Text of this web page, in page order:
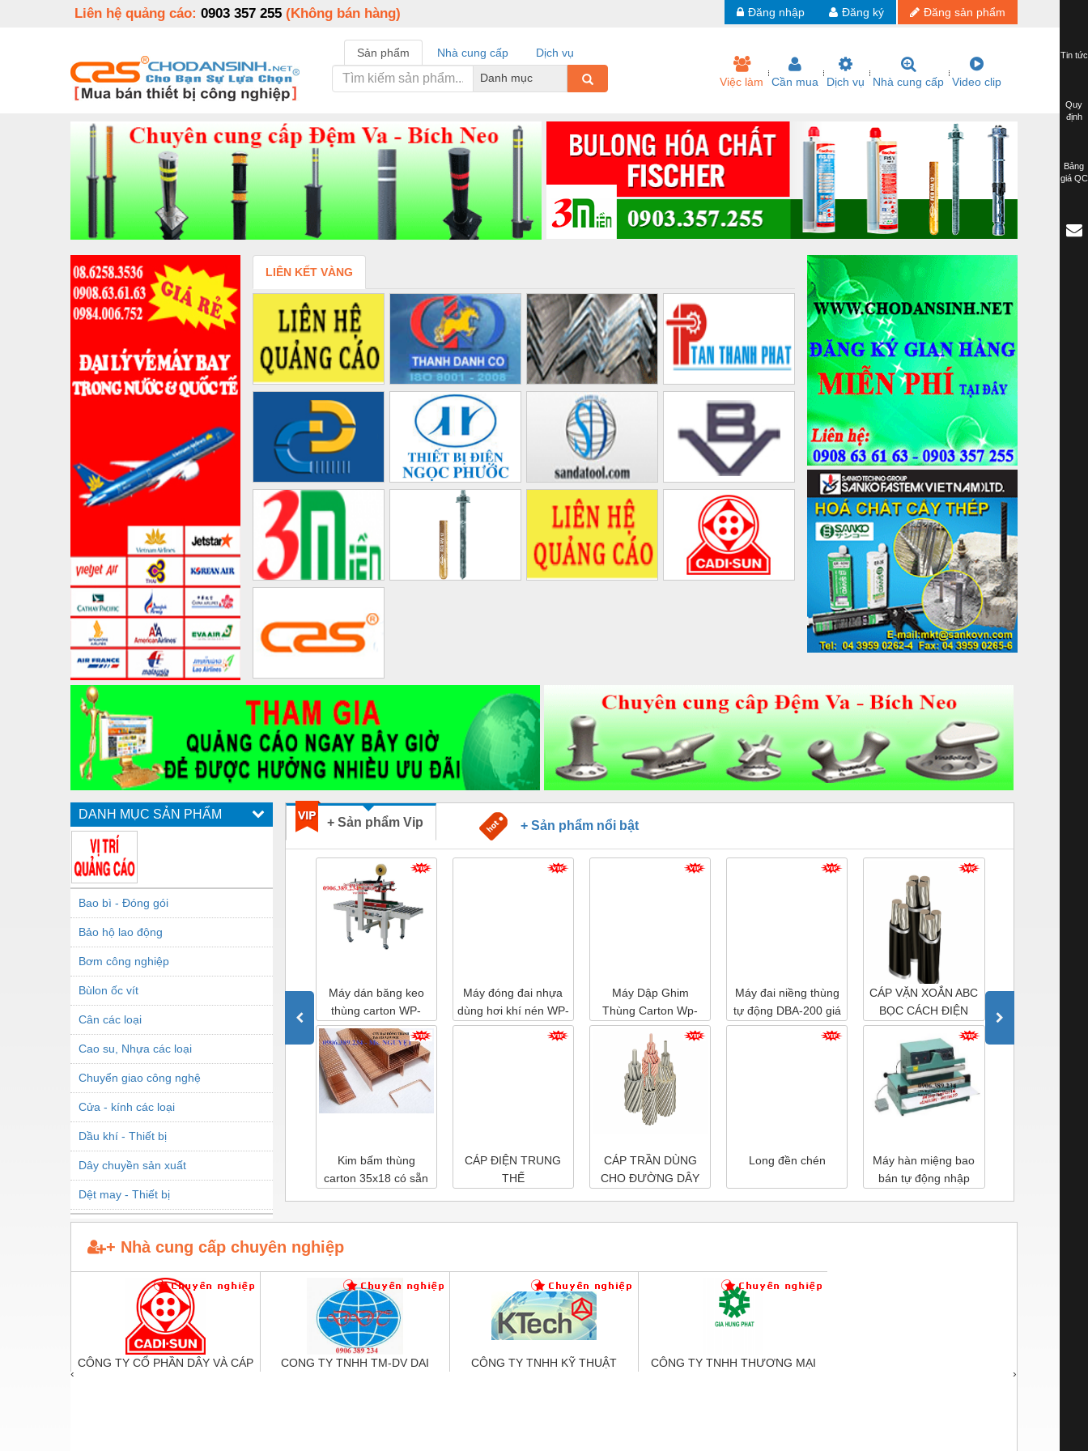
Liên hệ quảng cáo: 0903 357 255 (Không bán hàng) Đăng sản phẩm
Đăng ký
Đăng nhập
Sản phẩm Nhà cung cấp
Dịch vụ
Danh mục
Việc làm Cần mua Dịch vụ Nhà cung cấp Video clip
LIÊN KẾT VÀNG
DANH MỤC SẢN PHẨM
Bao bì - Đóng gói
Bảo hộ lao động
Bơm công nghiệp
Bùlon ốc vít
Cân các loại
Cao su, Nhựa các loại
Chuyển giao công nghệ
Cửa - kính các loại
Dầu khí - Thiết bị
Dây chuyền sản xuất
Dệt may - Thiết bị
Dầu mỡ công nghiệp
Dịch vụ - Thi công
Điện công nghiệp
Điện gia dụng
Điện Lạnh
Đóng tàu Thiết bị
+ Sản phẩm Vip + Sản phẩm nổi bật
Máy đai niềng thùng
AS-50H Wellpack
Máy hàn miệng bao
liên tục túi nằm
nghiêng.
Pallet tự động WP-55
Máy dán băng keo
thùng carton WP-
5050RL chính hãng
Kim bấm thùng
carton 35x18 có sẵn
Máy đóng đai nhựa
dùng hơi khí nén WP-
20
CÁP ĐIỆN TRUNG
THẾ
Máy Dập Ghim
Thùng Carton Wp-
1200 Chính Hãng Đài
Loan
CÁP TRẦN DÙNG
CHO ĐƯỜNG DÂY
Máy đai niềng thùng
tự động DBA-200 giá
tốt
Long đền chén
CÁP VẶN XOẮN ABC
BỌC CÁCH ĐIỆN
XLPE
Máy hàn miệng bao
bán tự động nhập
Máy hàn
+ Nhà cung cấp chuyên nghiệp
CÔNG TY CỔ PHẦN DÂY VÀ CÁP
CONG TY TNHH TM-DV DAI
CÔNG TY TNHH KỸ THUẬT
CÔNG TY TNHH THƯƠNG MẠI
‹ ›
Tin tức
Quy
định
Bảng
giá QC